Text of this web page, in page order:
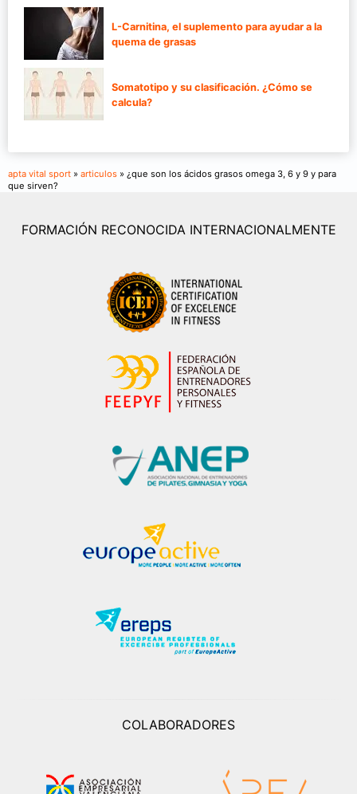
L-Carnitina, el suplemento para ayudar a la
quema de grasas
Somatotipo y su clasificación. ¿Cómo se
calcula?
apta vital sport » articulos » ¿que son los ácidos grasos omega 3, 6 y 9 y para
que sirven?
FORMACIÓN RECONOCIDA INTERNACIONALMENTE
COLABORADORES